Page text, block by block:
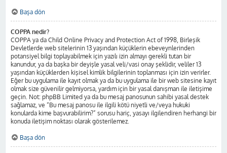
Başa dön
COPPA nedir?
COPPA ya da Child Online Privacy and Protection Act of 1998, Birleşik
Devletlerde web sitelerinin 13 yaşından küçüklerin ebeveynlerinden
potansiyel bilgi toplayabilmek için yazılı izin almayı gerekli tutan bir
kanundur, ya da başka bir deyişle yasal veli/vasi onay şeklidir, veliler 13
yaşından küçüklerden kişisel kimlik bilgilerinin toplanması için izin verirler.
Eğer bu uygulama ile kayıt olmak ya da bu uygulama ile bir web sitesine kayıt
olmak size güvenilir gelmiyorsa, yardım için bir yasal danışman ile iletişime
geçin. Not: phpBB Limited ya da bu mesaj panosunun sahibi yasal destek
sağlamaz, ve “Bu mesaj panosu ile ilgili kötü niyetli ve/veya hukuki
konularda kime başvurabilirim?” sorusu hariç, yasayı ilgilendiren herhangi bir
konuda iletişim noktası olarak gösterilemez.
Başa dön